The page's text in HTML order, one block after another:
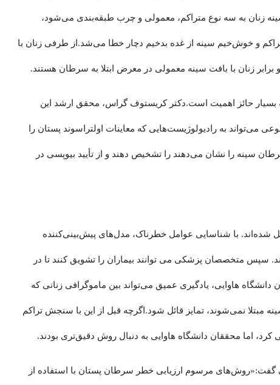
زنان به سه نوع متراکم، معمولی و چرب طبقه‌بندی می‌شود،
و خوش‌خیم سینه از غده بدخیم دچار خطا می‌شد.از طرفی زنان با
زنان با بافت سینه معمولی در معرض ابتلا به سرطان هستند.
حائز اهمیت است.دکتر کریستوف گراس، محقق ارشد این
به رادیولوژیست‌هایی که معاینات اولتراسوند پستان را
سینه را نشان می‌دهند را تشخیص دهند و از تأیید بیوپسی در
با شناسایی عوامل خطرناک، مدل‌های پیش‌بینی‌کننده
سپس متخصصان پزشکی می توانند بیماران را تشویق کنند تا در
هاوایی، یادگیری عمیق می‌تواند بین ماموگرافی زنانی که
مبتلا نمی‌شوند، تمایز قائل شود.اگرچه قبل از این با سنجش تراکم
اما محققان دانشگاه هاوایی به دنبال روش دقیق‌تری بودند.
گفت:«روش‌های مرسوم ارزیابی خطر سرطان پستان با استفاده از